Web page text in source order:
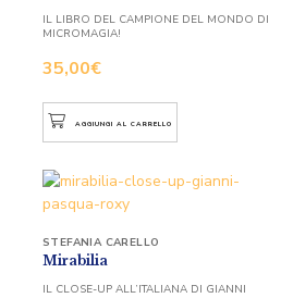
35,00€
IL LIBRO DEL CAMPIONE DEL MONDO DI
MICROMAGIA!
AGGIUNGI AL CARRELLO
Mirabilia
STEFANIA CARELLO
IL CLOSE-UP ALL’ITALIANA DI GIANNI